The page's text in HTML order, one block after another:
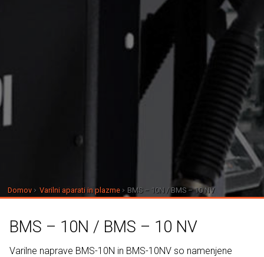
Domov Varilni aparati in plazme BMS – 10N / BMS – 10 NV
BMS – 10N / BMS – 10 NV
Varilne naprave BMS-10N in BMS-10NV so namenjene